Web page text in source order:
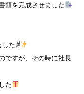
類を完成させました
した✌
ですが、その時に社長
た